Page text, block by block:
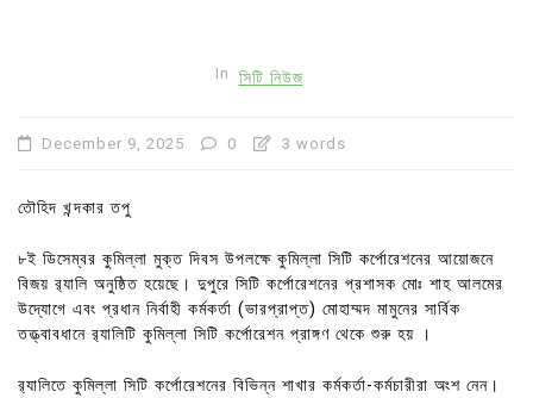
In সিটি নিউজ
December 9, 2025 0 3 words
তৌহিদ খন্দকার তপু
৮ই ডিসেম্বর কুমিল্লা মুক্ত দিবস উপলক্ষে কুমিল্লা সিটি কর্পোরেশনের আয়োজনে
বিজয় র‍্যালি অনুষ্ঠিত হয়েছে। দুপুরে সিটি কর্পোরেশনের প্রশাসক মোঃ শাহ আলমের
উদ্যোগে এবং প্রধান নির্বাহী কর্মকর্তা (ভারপ্রাপ্ত) মোহাম্মদ মামুনের সার্বিক
তত্ত্বাবধানে র‍্যালিটি কুমিল্লা সিটি কর্পোরেশন প্রাঙ্গণ থেকে শুরু হয় ।
র‍্যালিতে কুমিল্লা সিটি কর্পোরেশনের বিভিন্ন শাখার কর্মকর্তা-কর্মচারীরা অংশ নেন।